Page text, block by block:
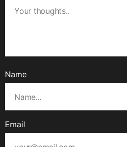
Name
Email